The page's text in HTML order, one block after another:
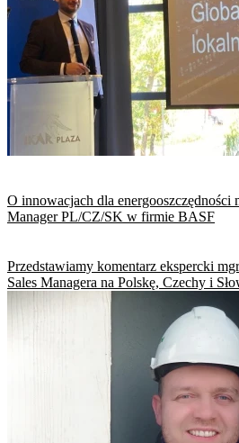
O innowacjach dla ene​rgooszczędności
Manager PL/CZ/SK w firmie BASF
Przedstawiamy komentarz ekspercki
Sales Managera na Polskę, Czechy i